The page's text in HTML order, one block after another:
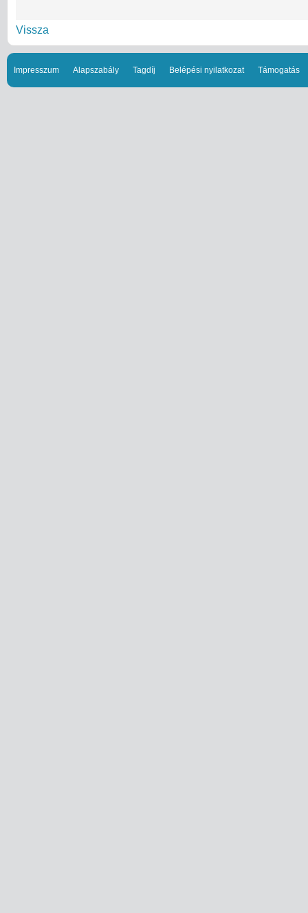
Vissza
Impresszum Alapszabály Tagdíj Belépési nyilatkozat Támogatás